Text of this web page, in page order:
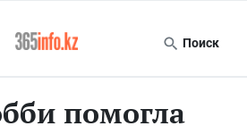
Поиск
помогла